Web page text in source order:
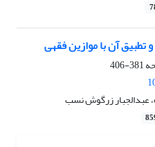
آن با موازین فقهی
381-406
عبدالجبار زرگوش نسب